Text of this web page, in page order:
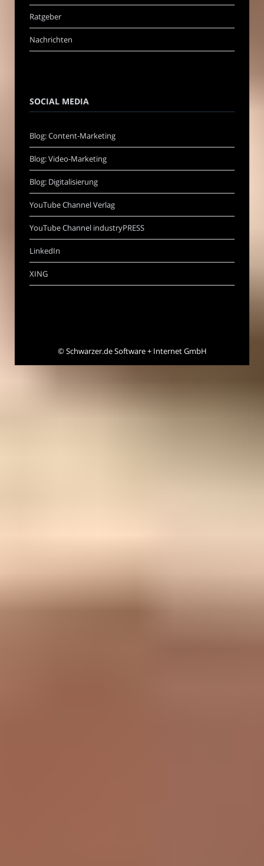
Ratgeber
Nachrichten
SOCIAL MEDIA
Blog: Content-Marketing
Blog: Video-Marketing
Blog: Digitalisierung
YouTube Channel Verlag
YouTube Channel industryPRESS
LinkedIn
XING
©Schwarzer.de Software + Internet GmbH